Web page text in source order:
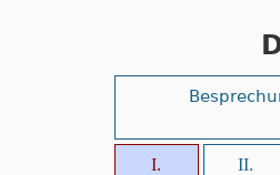
I.
II.